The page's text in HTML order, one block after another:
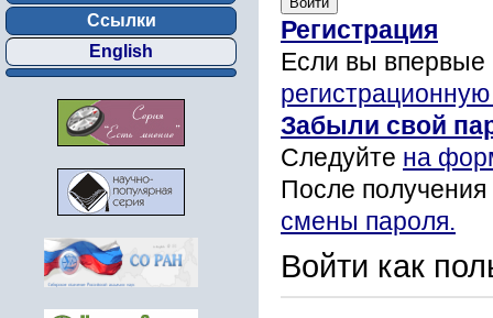
Ссылки
English
Регистрация
Если вы впервые
Забыли свой
Следуйте на
После
смены пароля.
Войти как